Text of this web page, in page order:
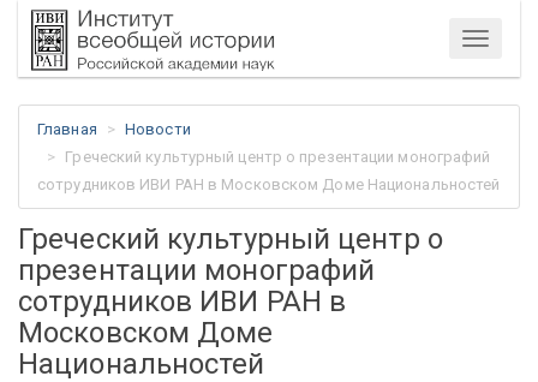
Меню
Главная
Новости
Греческий культурный центр о презентации монографий
сотрудников ИВИ РАН в Московском Доме Национальностей
Греческий культурный центр о
презентации монографий
сотрудников ИВИ РАН в
Московском Доме
Национальностей